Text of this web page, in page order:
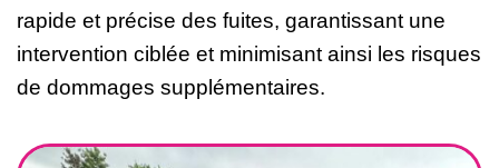
rapide et précise des fuites, garantissant une
intervention ciblée et minimisant ainsi les risques
de dommages supplémentaires.